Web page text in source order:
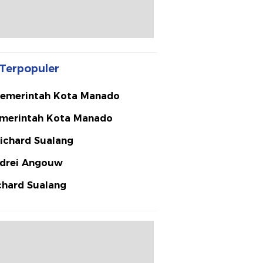
Kota Manado
Kota Manado
Sualang
Angouw
Sualang